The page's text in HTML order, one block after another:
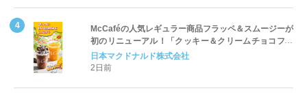
McCaféの人気レギュラー商品フラッペ＆スムージーが
初のリニューアル！「クッキー＆クリームチョコフラ
ッペ」「マンゴースムージー」8月5日（水）から販売
開始
日本マクドナルド株式会社
2日前